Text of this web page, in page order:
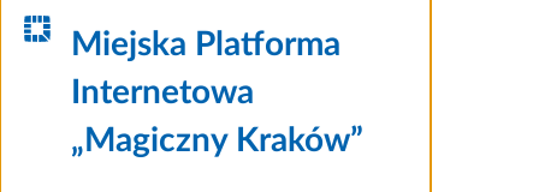
Miejska Platforma
Internetowa
„Magiczny Kraków”